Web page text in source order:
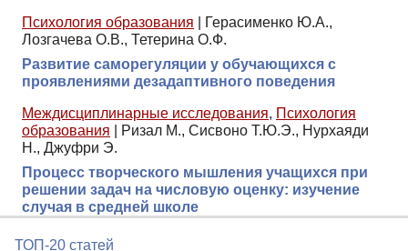
Психология образования
Герасименко Ю.А.,
Лозгачева О.В., Тетерина О.Ф.
Развитие саморегуляции у обучающихся с
проявлениями дезадаптивного поведения
Междисциплинарные исследования, Психология
образования
Ризал М., Сисвоно Т.Ю.Э., Нурхаяди
Н., Джуфри Э.
Процесс творческого мышления учащихся при
решении задач на числовую оценку: изучение
случая в средней школе
ТОП-20 статей